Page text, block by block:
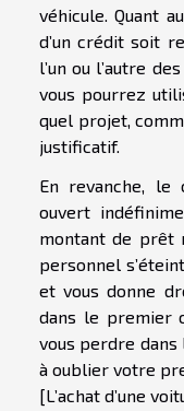
véhicule. Quant
d’un crédit soit
l’un ou l’autre
vous pourrez
quel projet,
justificatif.
En revanche, le
ouvert
montant de prêt
personnel
et vous donne
dans le premier
vous perdre dans
à oublier votre
[L’achat d’une